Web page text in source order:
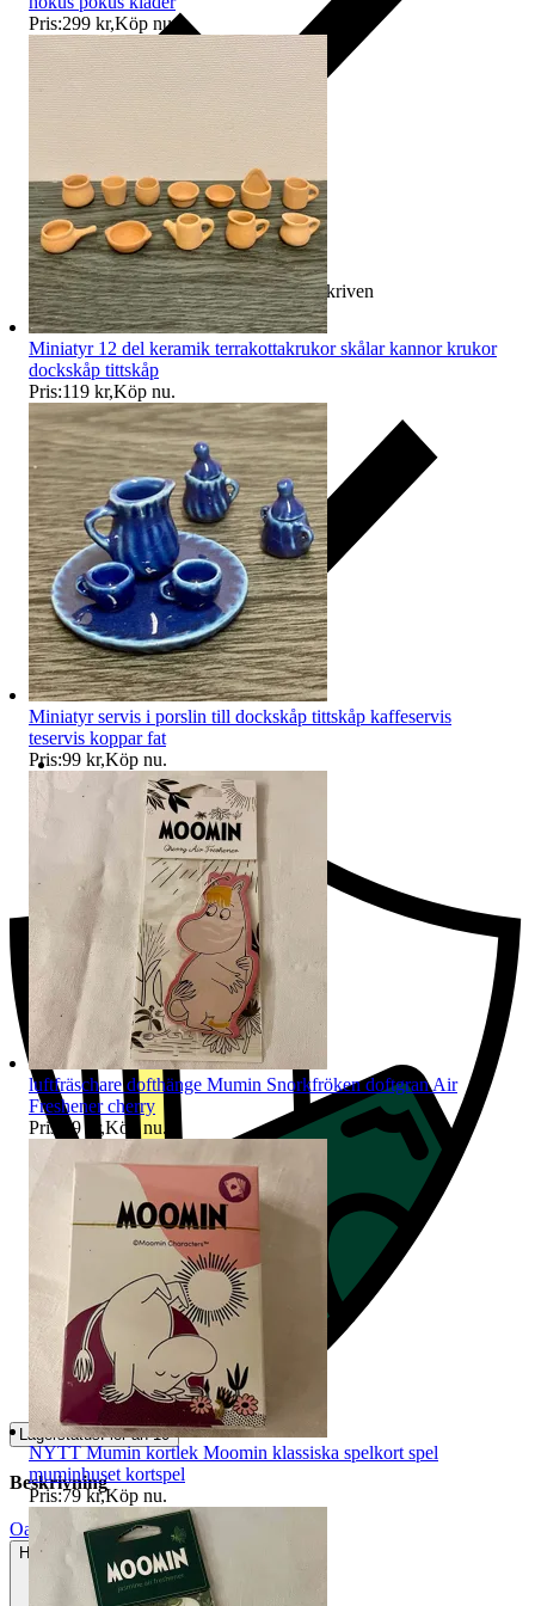
Ersättning om varan inte är som beskriven
Ersättning om du inte får din vara
LagerstatusFler än 10
Beskrivning
Oanvänt
Helt ny och aldrig använd
Pris:299 kr,Köp nu.
Miniatyr 12 del keramik terrakottakrukor skålar kannor krukor
dockskåp tittskåp
Pris:119 kr,Köp nu.
Miniatyr servis i porslin till dockskåp tittskåp kaffeservis
teservis koppar fat
Pris:99 kr,Köp nu.
luftfräschare dofthänge Mumin Snorkfröken doftgran Air
Freshener cherry
Pris:
49 kr ,Köp nu.
NYTT Mumin kortlek Moomin klassiska spelkort spel
muminhuset kortspel
Pris:79 kr,Köp nu.